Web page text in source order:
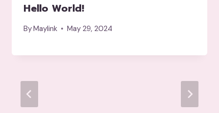
Hello World!
ByMaylink May 29, 2024